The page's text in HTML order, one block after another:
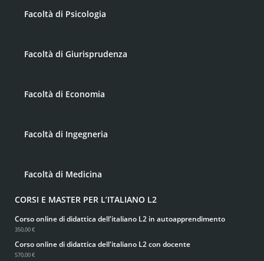
Facoltà di Psicologia
Facoltà di Giurisprudenza
Facoltà di Economia
Facoltà di Ingegneria
Facoltà di Medicina
CORSI E MASTER PER L’ITALIANO L2
Corso online di didattica dell'italiano L2 in autoapprendimento
350,00 €
Corso online di didattica dell'italiano L2 con docente
570,00 €